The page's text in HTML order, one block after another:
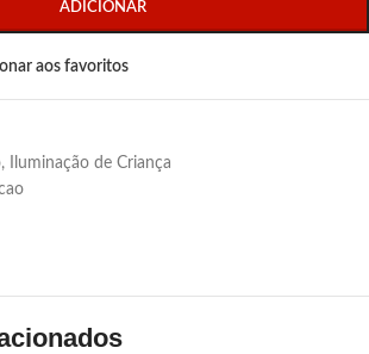
ADICIONAR
aos favoritos
,
Iluminação de Criança